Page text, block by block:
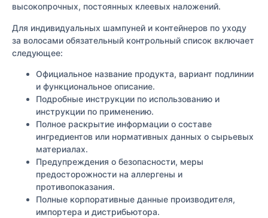
высокопрочных, постоянных клеевых наложений.
Для индивидуальных шампуней и контейнеров по уходу
за волосами обязательный контрольный список включает
следующее:
Официальное название продукта, вариант подлинии
и функциональное описание.
Подробные инструкции по использованию и
инструкции по применению.
Полное раскрытие информации о составе
ингредиентов или нормативных данных о сырьевых
материалах.
Предупреждения о безопасности, меры
предосторожности на аллергены и
противопоказания.
Полные корпоративные данные производителя,
импортера и дистрибьютора.